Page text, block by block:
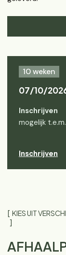
10 weken
07/10/
Inschrijven
mogelijk
Inschrijven
KIES UIT